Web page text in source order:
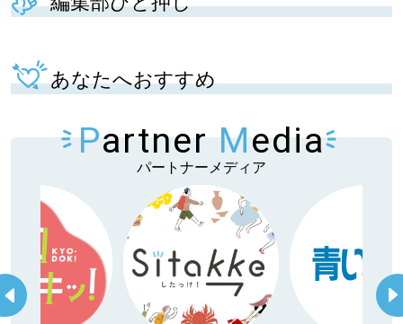
あなたへおすすめ
Partner Media
パートナーメディア